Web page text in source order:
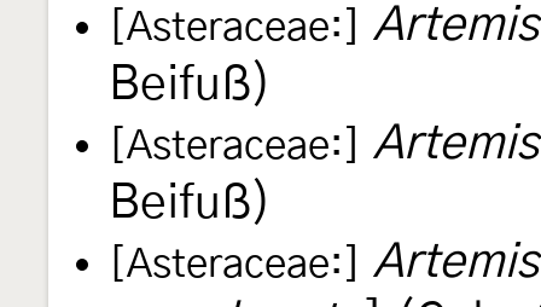
[Asteraceae:]
Beifuß)
[Asteraceae:]
Beifuß)
[Asteraceae:]